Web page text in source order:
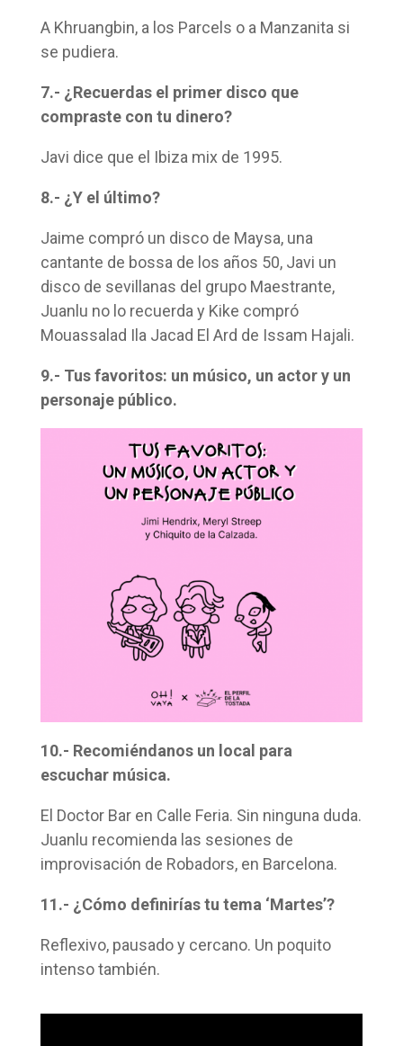
A Khruangbin, a los Parcels o a Manzanita si
se pudiera.
7.- ¿Recuerdas el primer disco que
compraste con tu dinero?
Javi dice que el Ibiza mix de 1995.
8.- ¿Y el último?
Jaime compró un disco de Maysa, una
cantante de bossa de los años 50, Javi un
disco de sevillanas del grupo Maestrante,
Juanlu no lo recuerda y Kike compró
Mouassalad Ila Jacad El Ard de Issam Hajali.
9.- Tus favoritos: un músico, un actor y un
personaje público.
10.- Recomiéndanos un local para
escuchar música.
El Doctor Bar en Calle Feria. Sin ninguna duda.
Juanlu recomienda las sesiones de
improvisación de Robadors, en Barcelona.
11.- ¿Cómo definirías tu tema ‘Martes’?
Reflexivo, pausado y cercano. Un poquito
intenso también.